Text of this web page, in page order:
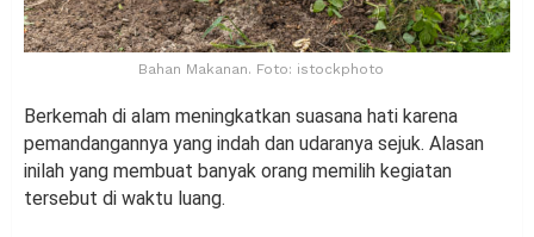
Bahan Makanan. Foto: istockphoto
Berkemah di alam meningkatkan suasana hati karena
pemandangannya yang indah dan udaranya sejuk. Alasan
inilah yang membuat banyak orang memilih kegiatan
tersebut di waktu luang.